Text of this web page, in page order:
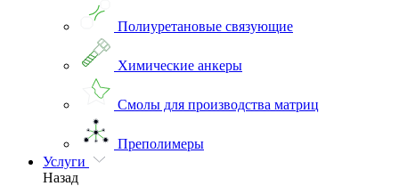
Полиуретановые связующие
Химические анкеры
Смолы для производства матриц
Преполимеры
Услуги
Назад